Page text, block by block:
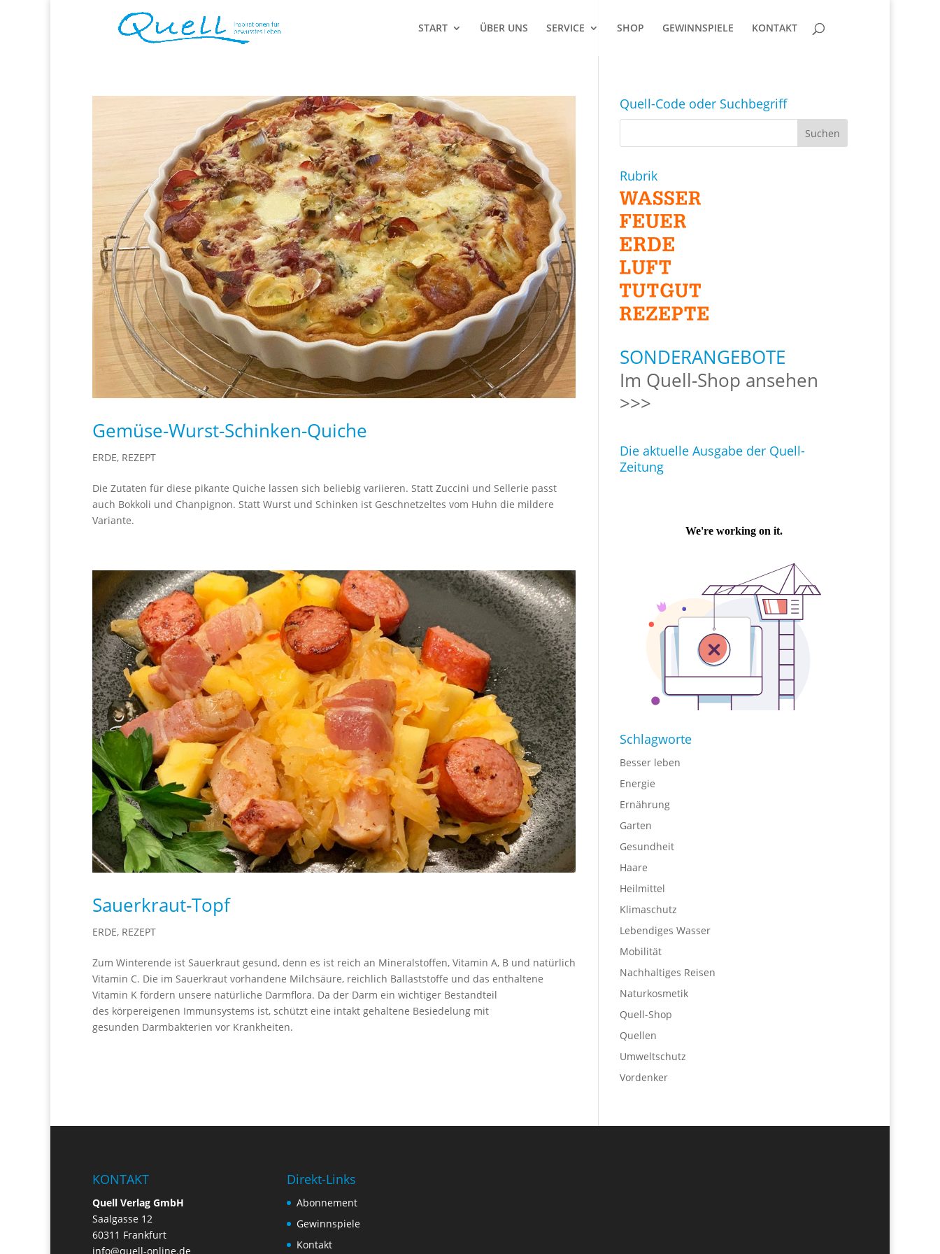
START ÜBER UNS SERVICE SHOP GEWINNSPIELE KONTAKT
Gemüse-Wurst-Schinken-Quiche
ERDE, REZEPT
Die Zutaten für diese pikante Quiche lassen sich beliebig variieren. Statt Zuccini und Sellerie passt
auch Bokkoli und Chanpignon. Statt Wurst und Schinken ist Geschnetzeltes vom Huhn die mildere
Variante.
Sauerkraut-Topf
ERDE, REZEPT
Zum Winterende ist Sauerkraut gesund, denn es ist reich an Mineralstoffen, Vitamin A, B und natürlich
Vitamin C. Die im Sauerkraut vorhandene Milchsäure, reichlich Ballaststoffe und das enthaltene
Vitamin K fördern unsere natürliche Darmflora. Da der Darm ein wichtiger Bestandteil
des körpereigenen Immunsystems ist, schützt eine intakt gehaltene Besiedelung mit
gesunden Darmbakterien vor Krankheiten.
Quell-Code oder Suchbegriff
Rubrik
SONDERANGEBOTE
Im Quell-Shop ansehen
>>>
Die aktuelle Ausgabe der Quell-
Zeitung
Schlagworte
Besser leben
Energie
Ernährung
Garten
Gesundheit
Haare
Heilmittel
Klimaschutz
Lebendiges Wasser
Mobilität
Nachhaltiges Reisen
Naturkosmetik
Quell-Shop
Quellen
Umweltschutz
Vordenker
KONTAKT
Quell Verlag GmbH
Saalgasse 12
60311 Frankfurt
info@quell-online.de
Direkt-Links
Abonnement
Gewinnspiele
Kontakt